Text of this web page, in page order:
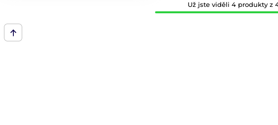
Už jste viděli 4 produkty z